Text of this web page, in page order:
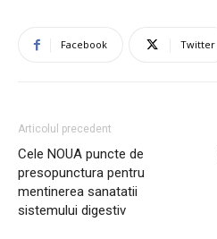
Facebook Twitter
Articolul precedent
Cele NOUA puncte de
presopunctura pentru
mentinerea sanatatii
sistemului digestiv